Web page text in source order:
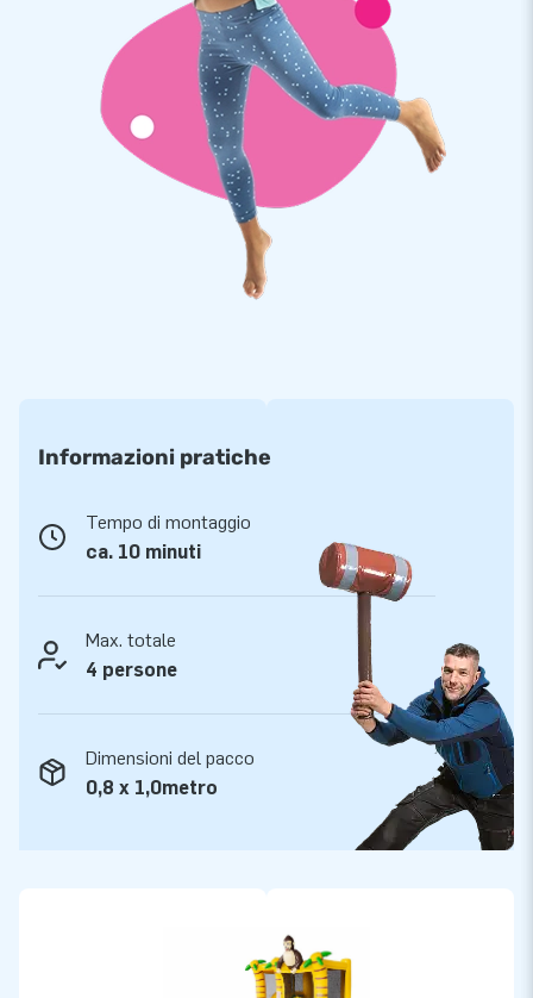
Informazioni pratiche
Tempo di montaggio
ca. 10 minuti
Max. totale
4 persone
Dimensioni del pacco
0,8 x 1,0metro